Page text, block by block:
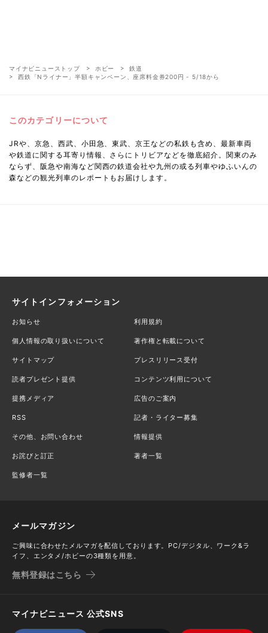
マイナビニューストップ ホビー
鉄道
西鉄「Nライナー」半額キャンペーン、座席料金券200円 - 5/18から
このカテゴリーについて
JRや、京急、西武、小田急、東武、京王などの私鉄も含め、最新車両
や鉄道に関する耳寄り情報、さらにトリビアなどを徹底紹介。関東のみ
ならず、阪急や南海など関西の鉄道会社や九州の或る列車やゆふいんの
森などの観光列車のレポートもお届けします。
サイトインフォメーション
お知らせ 利用規約
個人情報の取り扱いについて 著作権と転載について
サイトマップ プレスリリース受付
読者プレゼント提供 コンテンツ利用について
提携メディア 広告のご案内
RSS 記者・ライター募集
その他、お問い合わせ 情報提供
お詫びと訂正 著者一覧
監修者一覧
メールマガジン
ご興味に合わせたメルマガを配信しております。PC/デジタル、ワーク&ラ
イフ、エンタメ/ホビーの3種類を用意。
無料登録はこちら
マイナビニュース 公式SNS